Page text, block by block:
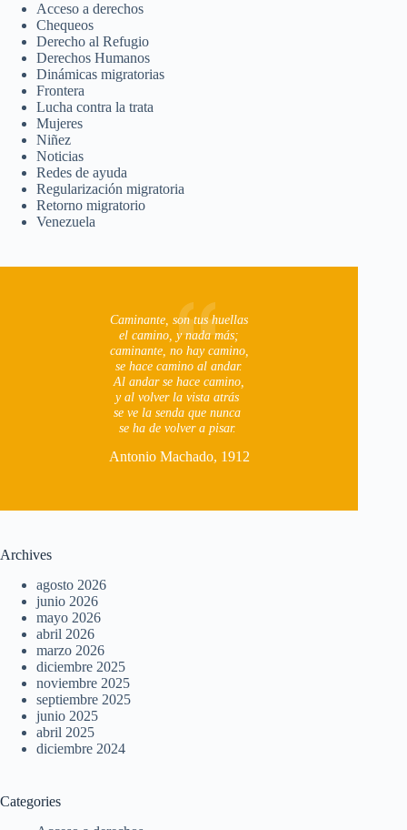
Acceso a derechos
Chequeos
Derecho al Refugio
Derechos Humanos
Dinámicas migratorias
Frontera
Lucha contra la trata
Mujeres
Niñez
Noticias
Redes de ayuda
Regularización migratoria
Retorno migratorio
Venezuela
Caminante, son tus huellas
el camino, y nada más;
caminante, no hay camino,
se hace camino al andar.
Al andar se hace camino,
y al volver la vista atrás
se ve la senda que nunca
se ha de volver a pisar.
Antonio Machado, 1912
Archives
agosto 2026
junio 2026
mayo 2026
abril 2026
marzo 2026
diciembre 2025
noviembre 2025
septiembre 2025
junio 2025
abril 2025
diciembre 2024
Categories